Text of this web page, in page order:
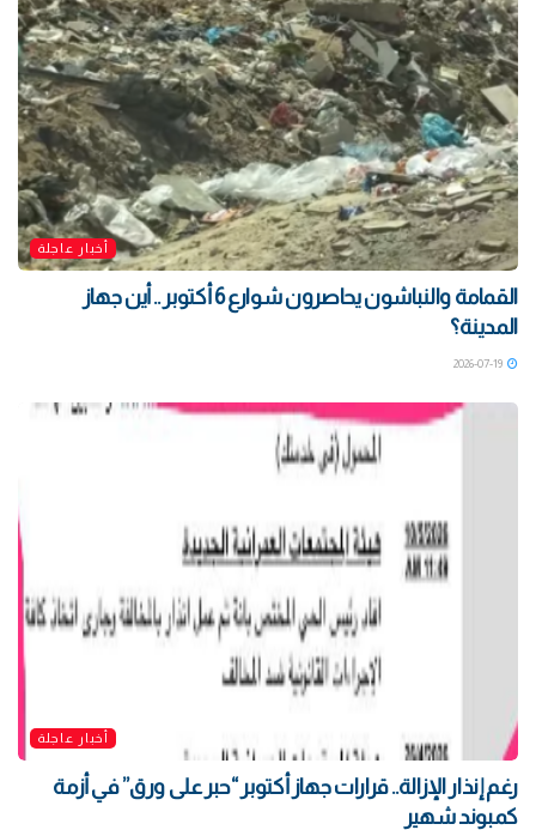
أخبار عاجلة
القمامة والنباشون يحاصرون شوارع 6 أكتوبر .. أين جهاز
المدينة؟
أخبار عاجلة
رغم إنذار الإزالة.. قرارات جهاز أكتوبر “حبر على ورق” في أزمة
كمبوند شهير